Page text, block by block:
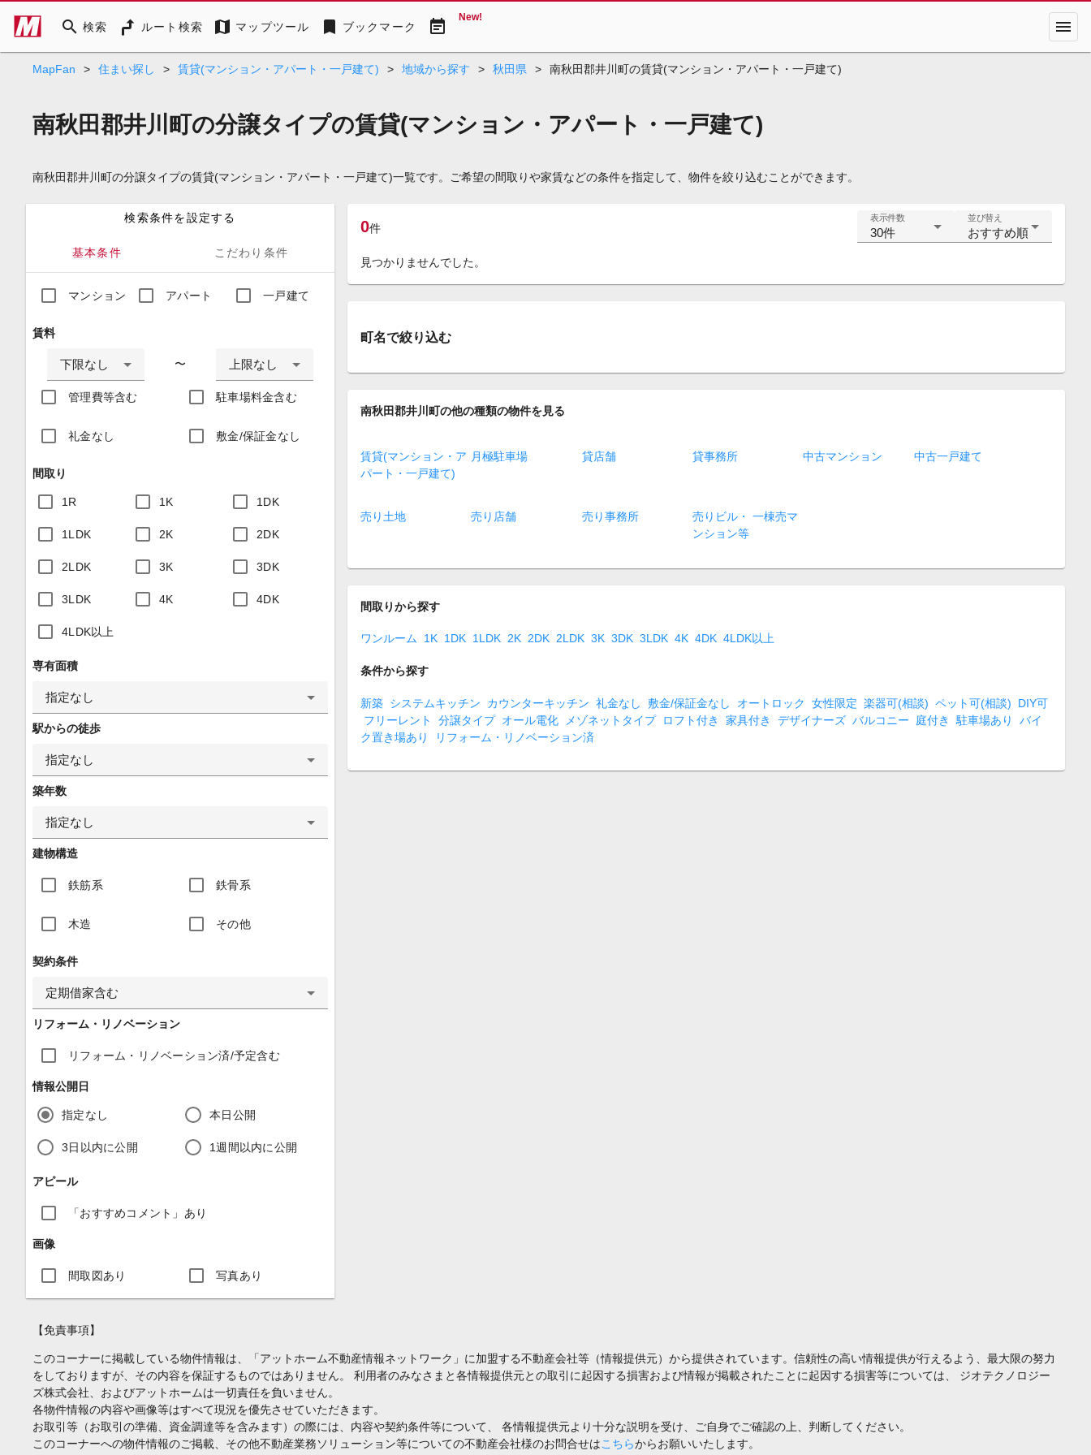
search 検索 ルート検索 map マップツール bookmark ブックマーク event_note New! menu
MapFan > 住まい探し > 賃貸(マンション・アパート・一戸建て) > 地域から探す > 秋田県 > 南秋田郡井川町の賃貸(マンション・アパート・一戸建て)
南秋田郡井川町の分譲タイプの賃貸(マンション・アパート・一戸建て)
南秋田郡井川町の分譲タイプの賃貸(マンション・アパート・一戸建て)一覧です。ご希望の間取りや家賃などの条件を指定して、物件を絞り込むことができます。
検索条件を設定する
基本条件 こだわり条件
マンション アパート 一戸建て
賃料
下限なし 〜 上限なし
管理費等含む 駐車場料金含む
礼金なし 敷金/保証金なし
間取り
1R 1K 1DK
1LDK 2K 2DK
2LDK 3K 3DK
3LDK 4K 4DK
4LDK以上
専有面積
指定なし
駅からの徒歩
指定なし
築年数
指定なし
建物構造
鉄筋系 鉄骨系
木造 その他
契約条件
定期借家含む
リフォーム・リノベーション
リフォーム・リノベーション済/予定含む
情報公開日
指定なし 本日公開
3日以内に公開 1週間以内に公開
アピール
「おすすめコメント」あり
画像
間取図あり 写真あり
0件
表示件数
30件
並び替え
おすすめ順
見つかりませんでした。
町名で絞り込む
南秋田郡井川町の他の種類の物件を見る
賃貸(マンション・ア
パート・一戸建て)
月極駐車場 貸店舗 貸事務所 中古マンション 中古一戸建て
売り土地 売り店舗 売り事務所
売りビル・ 一棟売マ
ンション等
間取りから探す
ワンルーム 1K 1DK 1LDK 2K 2DK 2LDK 3K 3DK 3LDK 4K 4DK 4LDK以上
条件から探す
新築 システムキッチン カウンターキッチン 礼金なし 敷金/保証金なし オートロック 女性限定 楽器可(相談) ペット可(相談)
DIY可
フリーレント
分譲タイプ オール電化 メゾネットタイプ ロフト付き 家具付き デザイナーズ バルコニー 庭付き 駐車場あり
バイ
ク置き場あり
リフォーム・リノベーション済
【免責事項】
このコーナーに掲載している物件情報は、「アットホーム不動産情報ネットワーク」に加盟する不動産会社等（情報提供元）から提供されています。信頼性の高い情報提供が行えるよう、最大限の努力
をしておりますが、その内容を保証するものではありません。 利用者のみなさまと各情報提供元との取引に起因する損害および情報が掲載されたことに起因する損害等については、 ジオテクノロジー
ズ株式会社、およびアットホームは一切責任を負いません。
各物件情報の内容や画像等はすべて現況を優先させていただきます。
お取引等（お取引の準備、資金調達等を含みます）の際には、内容や契約条件等について、 各情報提供元より十分な説明を受け、ご自身でご確認の上、判断してください。
このコーナーへの物件情報のご掲載、その他不動産業務ソリューション等についての不動産会社様のお問合せはこちらからお願いいたします。